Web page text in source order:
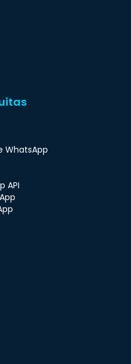
WhatsApp
API